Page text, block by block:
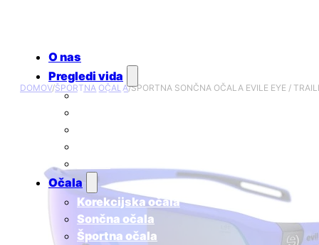
O nas
Pregledi vida
Redni očesni pregledi
Očala
Korekcijska očala
Sončna očala
Športna očala
DOMOV/ŠPORTNA OČALA/ŠPORTNA SONČNA OČALA EVILE EYE /